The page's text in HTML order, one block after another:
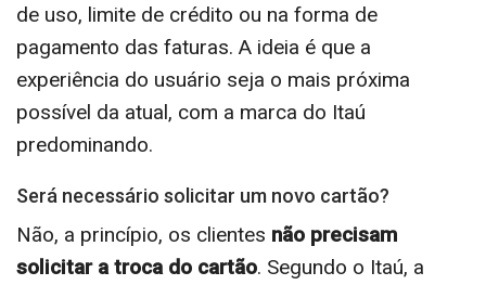
de uso, limite de crédito ou na forma de
pagamento das faturas. A ideia é que a
experiência do usuário seja o mais próxima
possível da atual, com a marca do Itaú
predominando.
Será necessário solicitar um novo cartão?
Não, a princípio, os clientes não precisam
solicitar a troca do cartão. Segundo o Itaú, a